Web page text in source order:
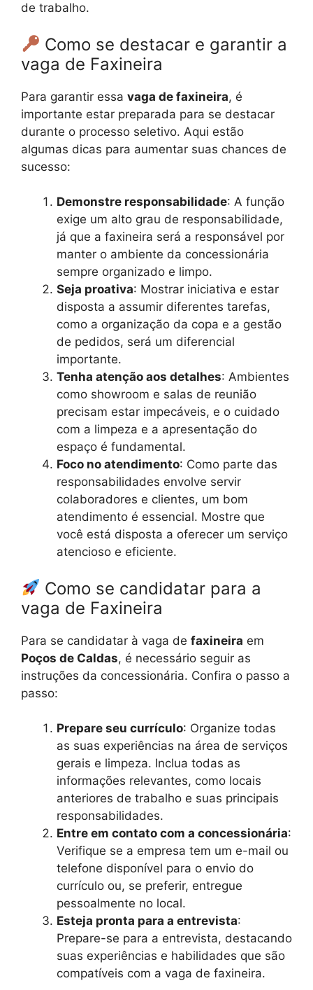
de trabalho.
Como se destacar e garantir a
vaga de Faxineira
Para garantir essa vaga de faxineira, é
importante estar preparada para se destacar
durante o processo seletivo. Aqui estão
algumas dicas para aumentar suas chances de
sucesso:
Demonstre responsabilidade: A função
exige um alto grau de responsabilidade,
já que a faxineira será a responsável por
manter o ambiente da concessionária
sempre organizado e limpo.
Seja proativa: Mostrar iniciativa e estar
disposta a assumir diferentes tarefas,
como a organização da copa e a gestão
de pedidos, será um diferencial
importante.
Tenha atenção aos detalhes: Ambientes
como showroom e salas de reunião
precisam estar impecáveis, e o cuidado
com a limpeza e a apresentação do
espaço é fundamental.
Foco no atendimento: Como parte das
responsabilidades envolve servir
colaboradores e clientes, um bom
atendimento é essencial. Mostre que
você está disposta a oferecer um serviço
atencioso e eficiente.
Como se candidatar para a
vaga de Faxineira
Para se candidatar à vaga de faxineira em
Poços de Caldas, é necessário seguir as
instruções da concessionária. Confira o passo a
passo:
Prepare seu currículo: Organize todas
as suas experiências na área de serviços
gerais e limpeza. Inclua todas as
informações relevantes, como locais
anteriores de trabalho e suas principais
responsabilidades.
Entre em contato com a concessionária:
Verifique se a empresa tem um e-mail ou
telefone disponível para o envio do
currículo ou, se preferir, entregue
pessoalmente no local.
Esteja pronta para a entrevista:
Prepare-se para a entrevista, destacando
suas experiências e habilidades que são
compatíveis com a vaga de faxineira.